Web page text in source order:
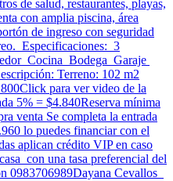
de salud, restaurantes, playas,
con amplia piscina, área
de ingreso con seguridad
Especificaciones: 3
Cocina Bodega Garaje
Terreno: 102 m2
para ver video de la
5% = $4.840Reserva mínima
venta Se completa la entrada
lo puedes financiar con el
aplican crédito VIP en caso
con una tasa preferencial del
0983706989Dayana Cevallos